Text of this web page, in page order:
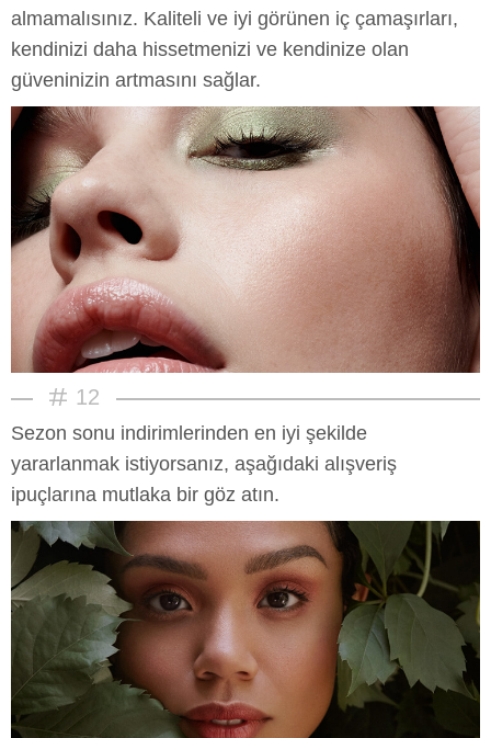
almamalısınız. Kaliteli ve iyi görünen iç çamaşırları,
kendinizi daha hissetmenizi ve kendinize olan
güveninizin artmasını sağlar.
12
Sezon sonu indirimlerinden en iyi şekilde
yararlanmak istiyorsanız, aşağıdaki alışveriş
ipuçlarına mutlaka bir göz atın.